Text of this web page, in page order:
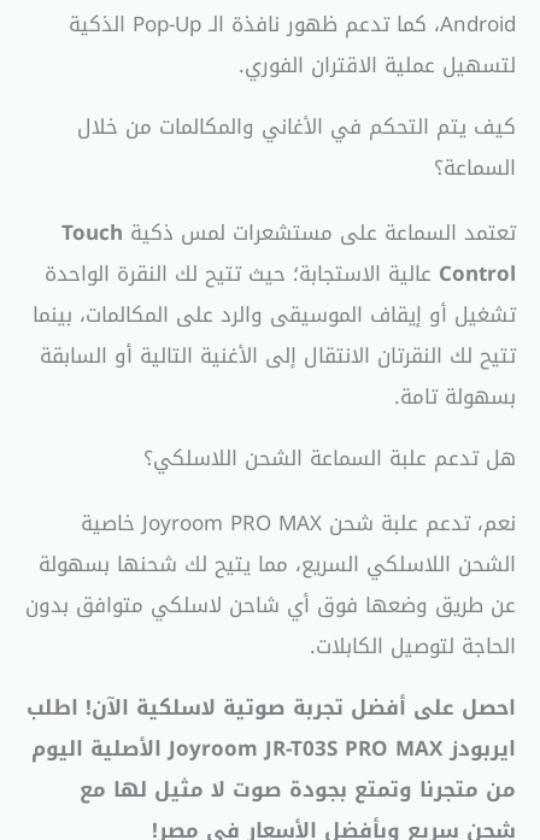
Android، كما تدعم ظهور نافذة الـ Pop-Up الذكية
لتسهيل عملية الاقتران الفوري.
كيف يتم التحكم في الأغاني والمكالمات من خلال
السماعة؟
تعتمد السماعة على مستشعرات لمس ذكية Touch
Control عالية الاستجابة؛ حيث تتيح لك النقرة الواحدة
تشغيل أو إيقاف الموسيقى والرد على المكالمات، بينما
تتيح لك النقرتان الانتقال إلى الأغنية التالية أو السابقة
بسهولة تامة.
هل تدعم علبة السماعة الشحن اللاسلكي؟
نعم، تدعم علبة شحن Joyroom PRO MAX خاصية
الشحن اللاسلكي السريع، مما يتيح لك شحنها بسهولة
عن طريق وضعها فوق أي شاحن لاسلكي متوافق بدون
الحاجة لتوصيل الكابلات.
احصل على أفضل تجربة صوتية لاسلكية الآن! اطلب
ايربودز Joyroom JR-T03S PRO MAX الأصلية اليوم
من متجرنا وتمتع بجودة صوت لا مثيل لها مع
شحن سريع وبأفضل الأسعار في مصر!